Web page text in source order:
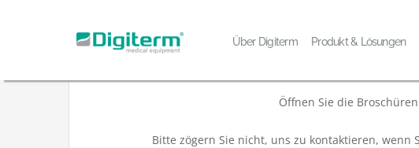
Über Digiterm Produkt & Lösungen
BROSCHÜREN ÜBER
Öffnen Sie die
Bitte zögern Sie nicht, uns zu kontaktieren,